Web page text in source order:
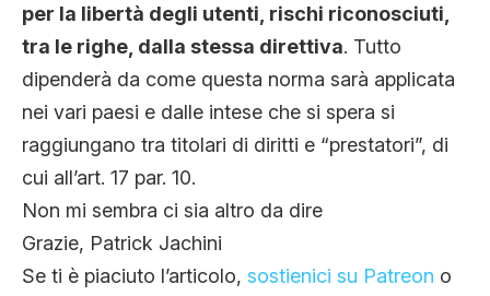
per la libertà degli utenti, rischi riconosciuti,
tra le righe, dalla stessa direttiva. Tutto
dipenderà da come questa norma sarà applicata
nei vari paesi e dalle intese che si spera si
raggiungano tra titolari di diritti e “prestatori”, di
cui all’art. 17 par. 10.
Non mi sembra ci sia altro da dire
Grazie, Patrick Jachini
Se ti è piaciuto l’articolo, sostienici su Patreon o